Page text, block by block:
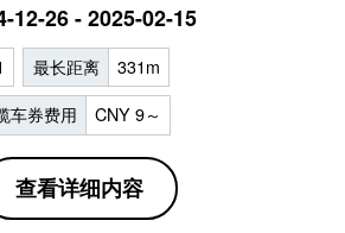
12-26 - 2025-02-15
最长距离 331m
车券费用 CNY 9～
查看详细内容